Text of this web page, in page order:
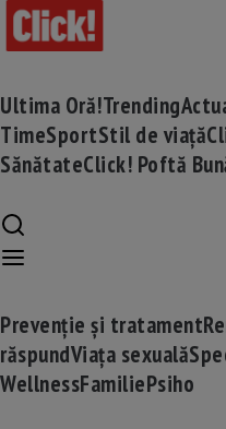
Ultima Oră!Trending
TimeSportStil de viață
SănătateClick! Poftă
Prevenție și tratament
răspundViața sexuală
WellnessFamiliePsiho